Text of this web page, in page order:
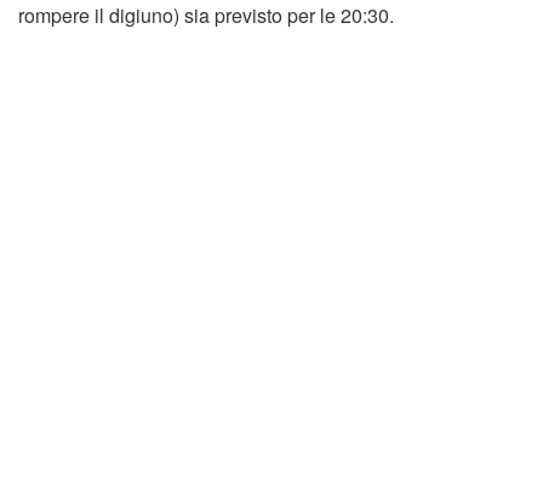
rompere il digiuno) sia previsto per le 20:30.